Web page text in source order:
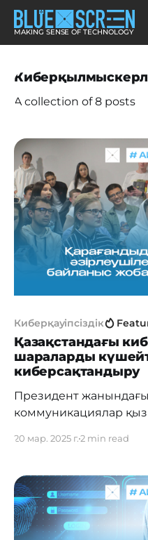
MAKING SENSE OF TECHNOLOGY
A collection of 8 posts
Киберқауіпсіздік
Қазақстандағы
шараларды
киберсақтандыру
Президент
коммуникациялар
төрағасы Руслан
қорғауды және
қамтитын жаңа
туралы айтты. 2024 жылы киберқауіпсіздік
мәселелері бойынша
20 мар. 2025 г.2 min read